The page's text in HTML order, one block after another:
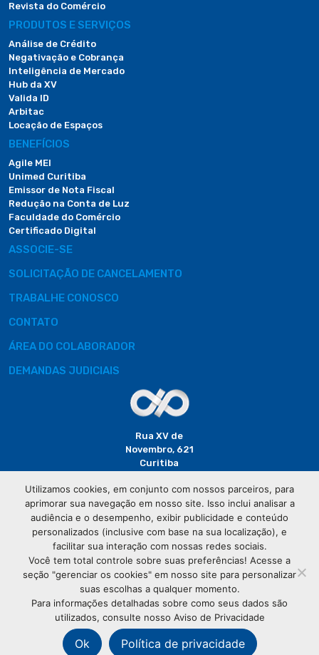
Revista do Comércio
PRODUTOS E SERVIÇOS
Análise de Crédito
Negativação e Cobrança
Inteligência de Mercado
Hub da XV
Valida ID
Arbitac
Locação de Espaços
BENEFÍCIOS
Agile MEI
Unimed Curitiba
Emissor de Nota Fiscal
Redução na Conta de Luz
Faculdade do Comércio
Certificado Digital
ASSOCIE-SE
SOLICITAÇÃO DE CANCELAMENTO
TRABALHE CONOSCO
CONTATO
ÁREA DO COLABORADOR
DEMANDAS JUDICIAIS
Rua XV de
Novembro, 621
Curitiba
(41) 3320-
2929
© CopyrightAssociação Comercial do Paraná - Todos os
direitos reservados
76.583.004/0001-01
Utilizamos cookies, em conjunto com nossos parceiros, para
aprimorar sua navegação em nosso site. Isso inclui analisar a
audiência e o desempenho, exibir publicidade e conteúdo
personalizados (inclusive com base na sua localização), e
facilitar sua interação com nossas redes sociais.
Você tem total controle sobre suas preferências! Acesse a
seção "gerenciar os cookies" em nosso site para personalizar
suas escolhas a qualquer momento.
Para informações detalhadas sobre como seus dados são
utilizados, consulte nosso Aviso de Privacidade
Ok Política de privacidade